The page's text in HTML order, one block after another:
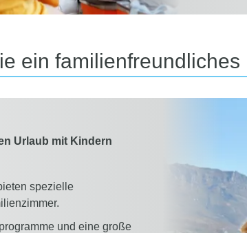
ein
Urlaub mit Kindern
spezielle
und eine große